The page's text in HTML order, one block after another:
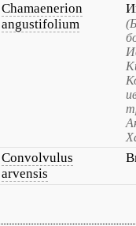
Chamaenerion
angustifolium
Convolvulus
arvensis